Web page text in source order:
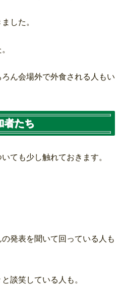
した。
ろん会場外で外食される人もい
者たち
ても少し触れておきます。
発表を聞いて回っている人も
談笑している人も。